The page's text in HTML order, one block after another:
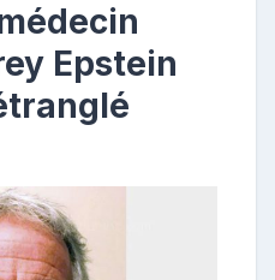
Epstein